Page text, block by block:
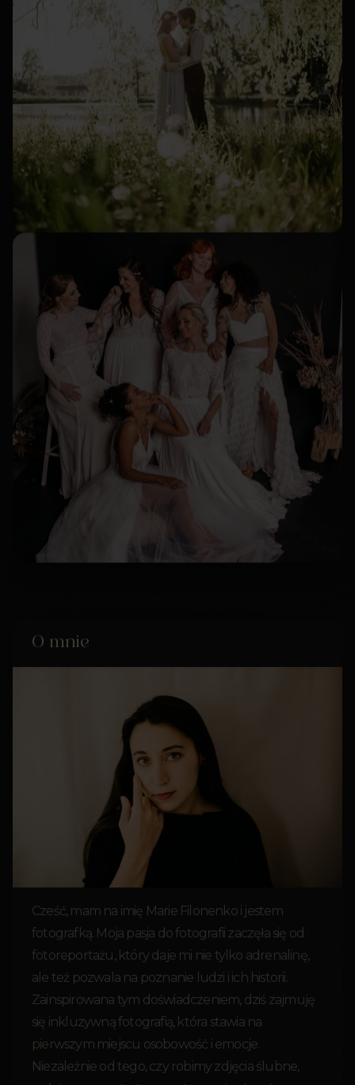
O mnie
Cześć, mam na imię Marie Filonenko i jestem
fotografką. Moja pasja do fotografii zaczęła się od
fotoreportażu, który daje mi nie tylko adrenalinę,
ale też pozwala na poznanie ludzi i ich historii.
Zainspirowana tym doświadczeniem, dziś zajmuję
się inkluzywną fotografią, która stawia na
pierwszym miejscu osobowość i emocje.
Niezależnie od tego, czy robimy zdjęcia ślubne,